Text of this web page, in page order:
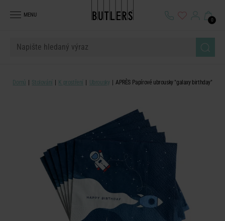
MENU
0
Domů Stolování K prostření Ubrousky APRÈS Papírové ubrousky "galaxy birthday"